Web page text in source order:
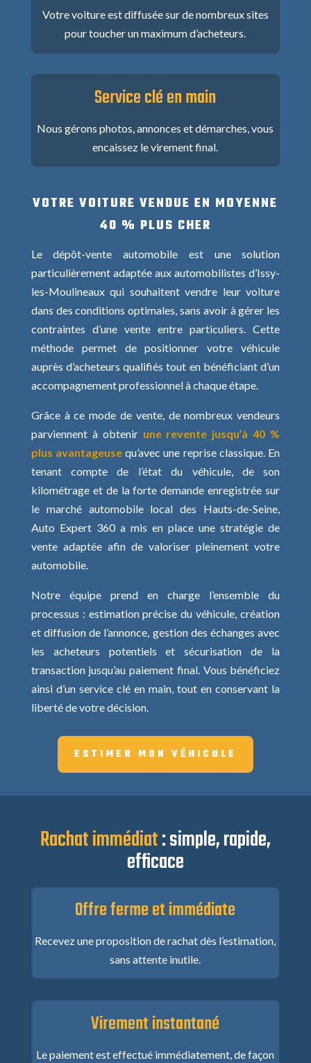
Votre voiture est diffusée sur de nombreux sites
pour toucher un maximum d’acheteurs.
Service clé en main
Nous gérons photos, annonces et démarches, vous
encaissez le virement final.
VOTRE VOITURE VENDUE EN MOYENNE
40 % PLUS CHER
Le dépôt-vente automobile est une solution
particulièrement adaptée aux automobilistes d’Issy-
les-Moulineaux qui souhaitent vendre leur voiture
dans des conditions optimales, sans avoir à gérer les
contraintes d’une vente entre particuliers. Cette
méthode permet de positionner votre véhicule
auprès d’acheteurs qualifiés tout en bénéficiant d’un
accompagnement professionnel à chaque étape.
Grâce à ce mode de vente, de nombreux vendeurs
parviennent à obtenir une revente jusqu’à 40 %
plus avantageuse qu’avec une reprise classique. En
tenant compte de l’état du véhicule, de son
kilométrage et de la forte demande enregistrée sur
le marché automobile local des Hauts-de-Seine,
Auto Expert 360 a mis en place une stratégie de
vente adaptée afin de valoriser pleinement votre
automobile.
Notre équipe prend en charge l’ensemble du
processus : estimation précise du véhicule, création
et diffusion de l’annonce, gestion des échanges avec
les acheteurs potentiels et sécurisation de la
transaction jusqu’au paiement final. Vous bénéficiez
ainsi d’un service clé en main, tout en conservant la
liberté de votre décision.
ESTIMER MON VÉHICULE
Rachat immédiat: simple, rapide,
efficace
Offre ferme et immédiate
Recevez une proposition de rachat dès l’estimation,
sans attente inutile.
Virement instantané
Le paiement est effectué immédiatement, de façon